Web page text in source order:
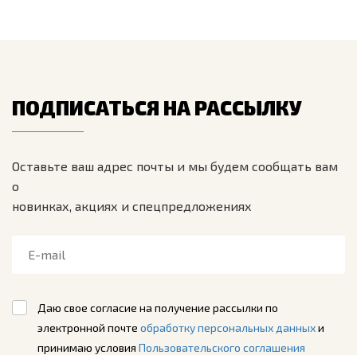
ПОДПИСАТЬСЯ НА РАССЫЛКУ
Оставьте ваш адрес почты и мы будем сообщать вам
о
новинках, акциях и спецпредложениях
Даю свое согласие на получение рассылки по
электронной почте обработку персональных данныхи
принимаю условия Пользовательского соглашения